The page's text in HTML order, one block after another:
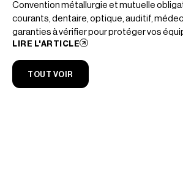
Convention métallurgie et mutuelle
courants, dentaire, optique, auditif,
garanties à vérifier pour protéger vos
LIRE L'ARTICLE
TOUT VOIR